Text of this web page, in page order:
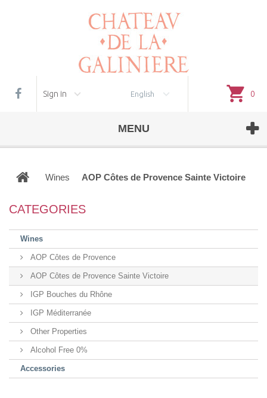
English 0
Sign in
MENU
Wines AOP Côtes de Provence Sainte Victoire
CATEGORIES
Wines
AOP Côtes de Provence
AOP Côtes de Provence Sainte Victoire
IGP Bouches du Rhône
IGP Méditerranée
Other Properties
Alcohol Free 0%
Accessories